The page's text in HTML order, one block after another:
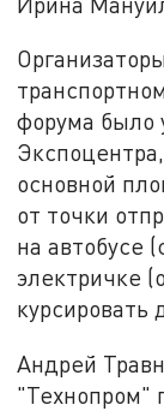
форума было
основной
от точки
на автобусе
электричке
курсировать
Андрей
"Технопром"